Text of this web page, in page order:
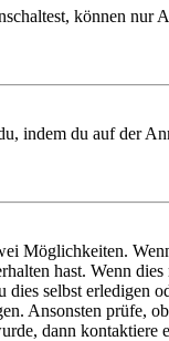
können nur
indem du auf der
Möglichkeiten.
hast. Wenn
selbst erledigen
Ansonsten prüfe,
dann kontaktiere